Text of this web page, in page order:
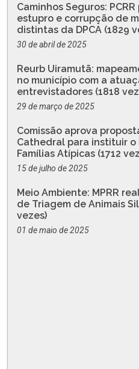
Caminhos Seguros:
estupro e corrupção de
distintas da DPCA (1829
30 de abril de 2025
Reurb Uiramutã:
no município com a
entrevistadores (1818
29 de março de 2025
Comissão aprova
Cathedral para instituir o
Famílias Atípicas (1712
15 de julho de 2025
Meio Ambiente: MPRR
de Triagem de Animais
vezes)
01 de maio de 2025